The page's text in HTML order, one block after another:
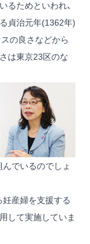
るためといわれ、
貞治元年(1362年)
の良さなどから
は東京23区のな
でいるのでしょ
産婦を支援する
して実施していま